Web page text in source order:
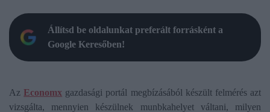
Állítsd be oldalunkat preferált forrásként a
Google Keresőben!
Az Economx gazdasági portál megbízásából készült felmérés azt
vizsgálta, mennyien készülnek munbkahelyet váltani, milyen